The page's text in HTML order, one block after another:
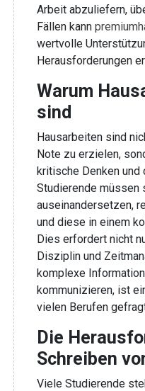
Arbeit abzuliefern,
Fällen kann
wertvolle
Herausforderungen
Warum
sind
Hausarbeiten sind
Note zu erzielen,
kritische Denken und
Studierende müssen
auseinandersetzen,
und diese in einem
Dies erfordert nicht
Disziplin und
komplexe
kommunizieren, ist
vielen Berufen
Die
Schreiben
Viele Studierende